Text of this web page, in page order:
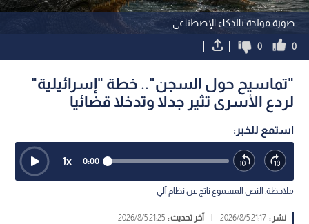
صورة مولدة بالذكاء الإصطناعي
0
0
"تماسيح حول السجن".. خطة "إسرائيلية"
لردع الأسرى تثير جدلا وتدخلا قضائيا
استمع للخبر:
0:00
1x
ملاحظة: النص المسموع ناتج عن نظام آلي
نشر :21:17 2026/8/5
| آخر تحديث :21:25 2026/8/5